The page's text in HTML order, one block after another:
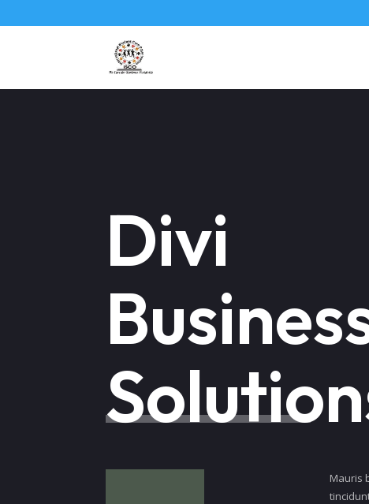
Divi
Mauris